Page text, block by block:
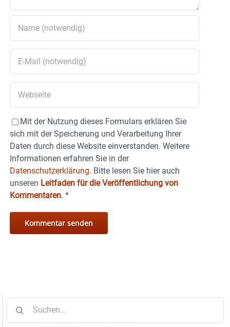
Mit der Nutzung dieses Formulars erklären Sie
sich mit der Speicherung und Verarbeitung Ihrer
Daten durch diese Website einverstanden. Weitere
Informationen erfahren Sie in der
Datenschutzerklärung. Bitte lesen Sie hier auch
unseren Leitfaden für die Veröffentlichung von
Kommentaren. *
nach: